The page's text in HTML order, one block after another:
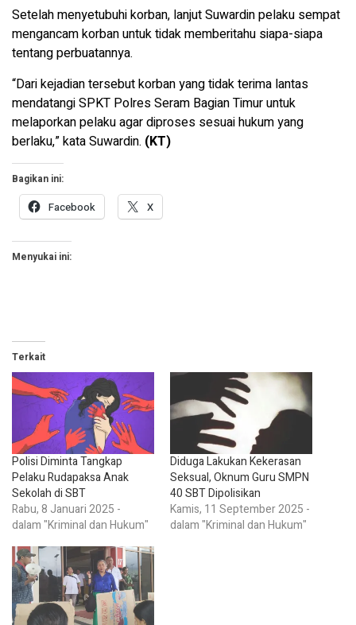
Setelah menyetubuhi korban, lanjut Suwardin pelaku sempat
mengancam korban untuk tidak memberitahu siapa-siapa
tentang perbuatannya.
“Dari kejadian tersebut korban yang tidak terima lantas
mendatangi SPKT Polres Seram Bagian Timur untuk
melaporkan pelaku agar diproses sesuai hukum yang
berlaku,” kata Suwardin. (KT)
Bagikan ini:
Facebook X
Menyukai ini:
Terkait
Polisi Diminta Tangkap
Pelaku Rudapaksa Anak
Sekolah di SBT
Rabu, 8 Januari 2025 -
dalam "Kriminal dan Hukum"
Diduga Lakukan Kekerasan
Seksual, Oknum Guru SMPN
40 SBT Dipolisikan
Kamis, 11 September 2025 -
dalam "Kriminal dan Hukum"